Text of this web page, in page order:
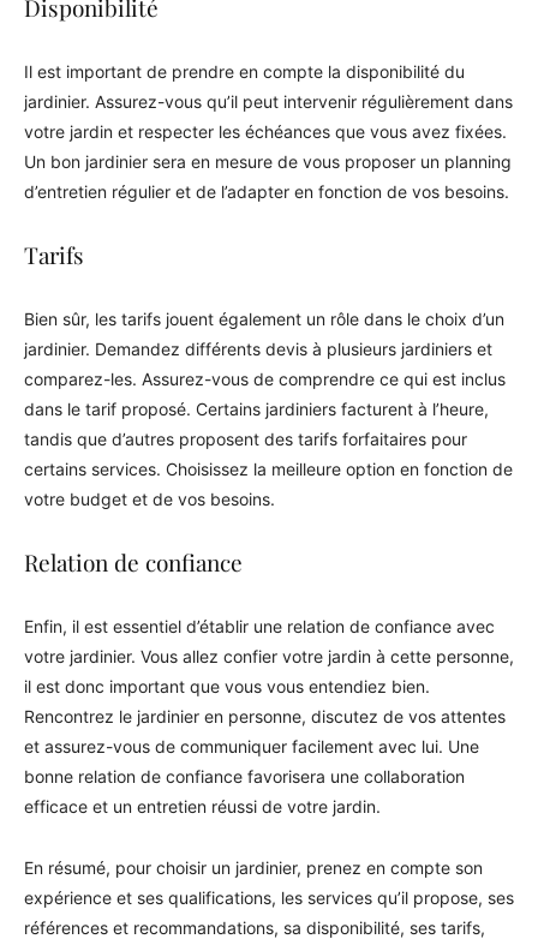
Disponibilité
Il est important de prendre en compte la disponibilité du
jardinier. Assurez-vous qu’il peut intervenir régulièrement dans
votre jardin et respecter les échéances que vous avez fixées.
Un bon jardinier sera en mesure de vous proposer un planning
d’entretien régulier et de l’adapter en fonction de vos besoins.
Tarifs
Bien sûr, les tarifs jouent également un rôle dans le choix d’un
jardinier. Demandez différents devis à plusieurs jardiniers et
comparez-les. Assurez-vous de comprendre ce qui est inclus
dans le tarif proposé. Certains jardiniers facturent à l’heure,
tandis que d’autres proposent des tarifs forfaitaires pour
certains services. Choisissez la meilleure option en fonction de
votre budget et de vos besoins.
Relation de confiance
Enfin, il est essentiel d’établir une relation de confiance avec
votre jardinier. Vous allez confier votre jardin à cette personne,
il est donc important que vous vous entendiez bien.
Rencontrez le jardinier en personne, discutez de vos attentes
et assurez-vous de communiquer facilement avec lui. Une
bonne relation de confiance favorisera une collaboration
efficace et un entretien réussi de votre jardin.
En résumé, pour choisir un jardinier, prenez en compte son
expérience et ses qualifications, les services qu’il propose, ses
références et recommandations, sa disponibilité, ses tarifs,